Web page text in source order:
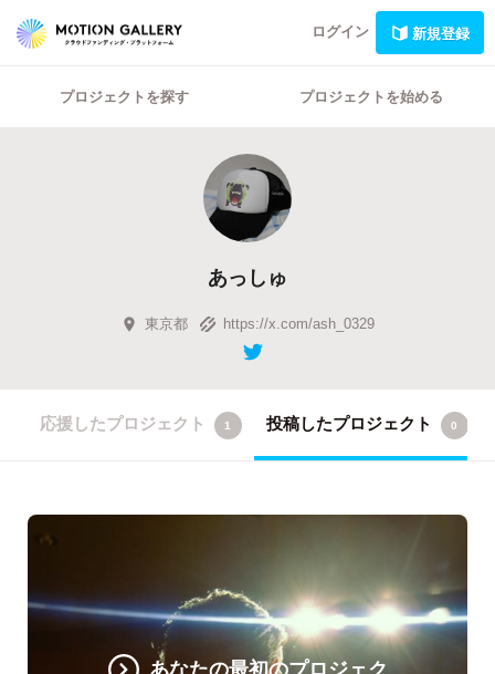
ログイン 新規登録
プロジェクトを探す プロジェクトを始める
あっしゅ
東京都 https://x.com/ash_0329
応援したプロジェクト 1 投稿したプロジェクト 0
あなたの最初のプロジェク